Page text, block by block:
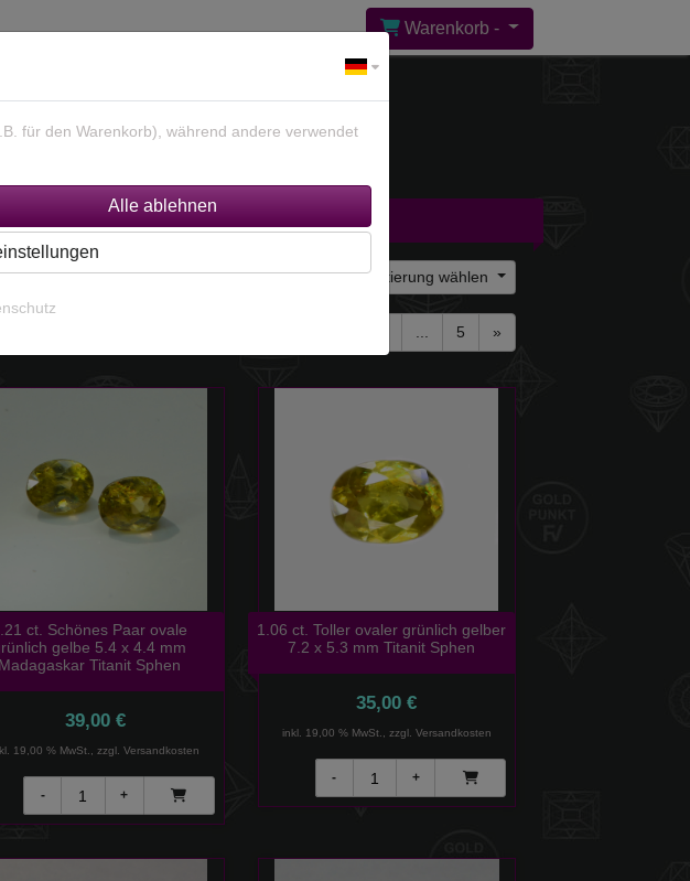
Warenkorb -
/ Silber
Sortierung wählen
5 »
ct. Schönes Paar ovale
gelbe 5.4 x 4.4 mm
Madagaskar Titanit Sphen
39,00 €
19,00 % MwSt., zzgl.Versandkosten
1.06 ct. Toller ovaler grünlich gelber
7.2 x 5.3 mm Titanit Sphen
35,00 €
inkl. 19,00 % MwSt., zzgl. Versandkosten
für den Warenkorb), während andere verwendet